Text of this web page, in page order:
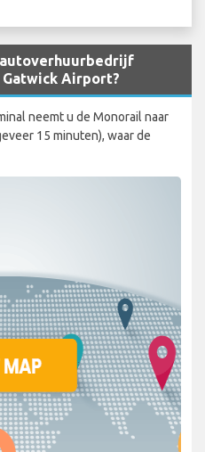
autoverhuurbedrijf
Gatwick Airport?
neemt u de Monorail naar
15 minuten), waar de